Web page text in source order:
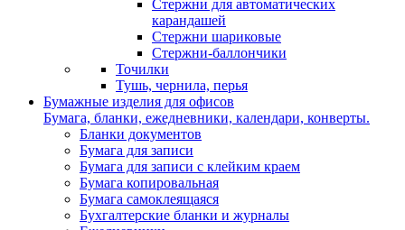
Стержни для автоматических
карандашей
Стержни шариковые
Стержни-баллончики
Точилки
Тушь, чернила, перья
Бумажные изделия для офисов
Бумага, бланки, ежедневники, календари, конверты.
Бланки документов
Бумага для записи
Бумага для записи с клейким краем
Бумага копировальная
Бумага самоклеящаяся
Бухгалтерские бланки и журналы